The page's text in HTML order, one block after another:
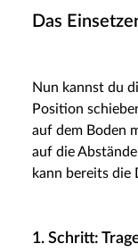
Das
Nun kannst du
Position
auf dem Boden
auf die
kann bereits die
1. Schritt: